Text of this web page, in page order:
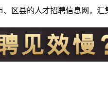
、区县的人才招聘信息网，